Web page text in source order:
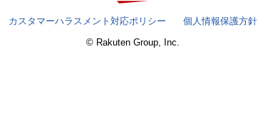
カスタマーハラスメント対応ポリシー
個人情報保護方針
© Rakuten Group, Inc.